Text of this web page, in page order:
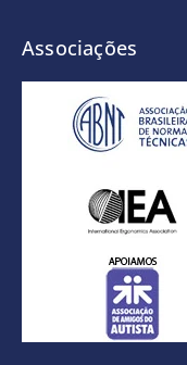
Associações